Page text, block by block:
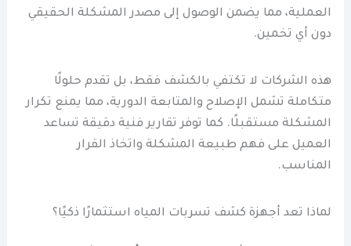
العملية، مما يضمن الوصول إلى مصدر المشكلة الحقيقي
دون أي تخمين.
هذه الشركات لا تكتفي بالكشف فقط، بل تقدم حلولًا
متكاملة تشمل الإصلاح والمتابعة الدورية، مما يمنع تكرار
المشكلة مستقبلًا. كما توفر تقارير فنية دقيقة تساعد
العميل على فهم طبيعة المشكلة واتخاذ القرار
المناسب.
لماذا تعد أجهزة كشف تسربات المياه استثمارًا ذكيًا؟